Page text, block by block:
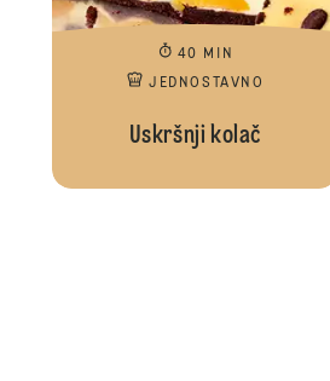
40 MIN
JEDNOSTAVNO
Uskršnji kolač